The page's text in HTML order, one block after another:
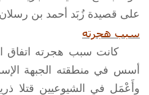
على قصيدة زُبَد أحمد بن
سبب هجرته
كانت سبب هجرته اتفاق
أسس في منطقته الجبهة
وأَعْمَل في الشيوعيين قتلا